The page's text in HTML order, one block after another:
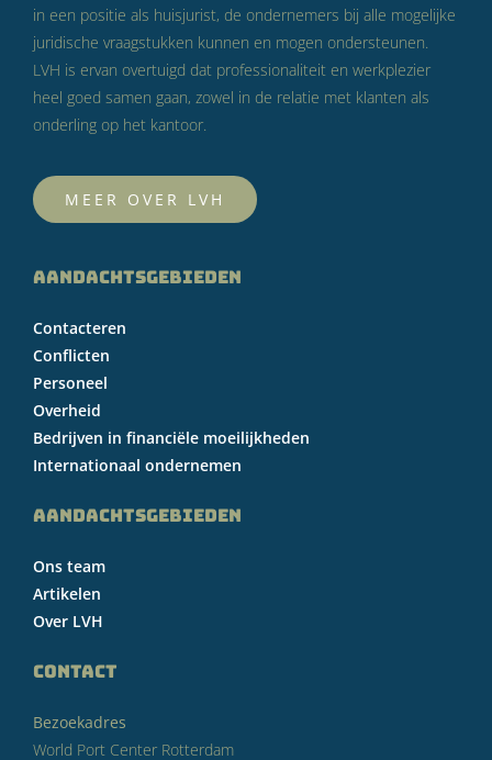
in een positie als huisjurist, de ondernemers bij alle mogelijke
juridische vraagstukken kunnen en mogen ondersteunen.
LVH is ervan overtuigd dat professionaliteit en werkplezier
heel goed samen gaan, zowel in de relatie met klanten als
onderling op het kantoor.
MEER OVER LVH
AANDACHTSGEBIEDEN
Contacteren
Conflicten
Personeel
Overheid
Bedrijven in financiële moeilijkheden
Internationaal ondernemen
AANDACHTSGEBIEDEN
Ons team
Artikelen
Over LVH
CONTACT
Bezoekadres
World Port Center Rotterdam